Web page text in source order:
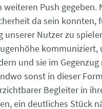
weiteren Push
da sein konnten,
unserer Nutzer zu
kommuniziert,
und sie im
sonst in dieser
Begleiter in
ein deutliches Stück